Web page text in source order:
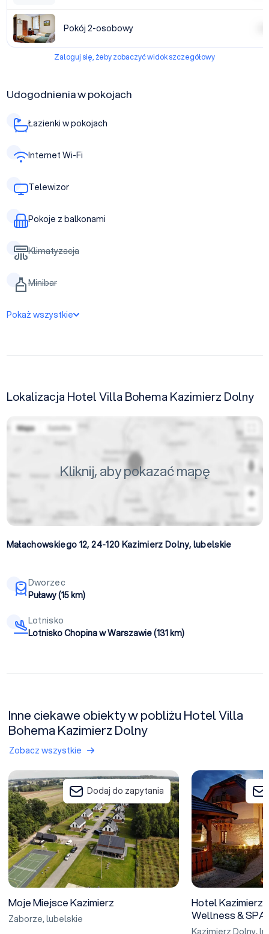
Pokój 2-osobowy
Zaloguj się, żeby zobaczyć widok szczegółowy
Udogodnienia w pokojach
Łazienki w pokojach
Internet Wi-Fi
Telewizor
Pokoje z balkonami
Klimatyzacja
Minibar
Pokaż wszystkie
Lokalizacja Hotel Villa Bohema Kazimierz Dolny
Kliknij, aby pokazać mapę
Małachowskiego 12, 24-120 Kazimierz Dolny, lubelskie
Dworzec
Puławy (15 km)
Lotnisko
Lotnisko Chopina w Warszawie (131 km)
Inne ciekawe obiekty w pobliżu Hotel Villa
Bohema Kazimierz Dolny
Zobacz wszystkie
Moje Miejsce Kazimierz
Dodaj do zapytania
Moje Miejsce Kazimierz
Zaborze,lubelskie
Hotel
Hotel
Wellness & SPA
Kazimierz Dolny,